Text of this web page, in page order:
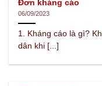
Đơn kháng cáo
06/09/2023
1. Kháng cáo là gì?
dân khi [...]